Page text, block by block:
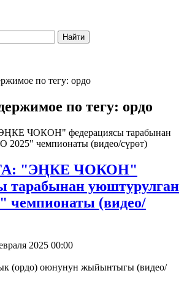
Найти
по тегу: ордо
по тегу: ордо
"ЭҢКЕ ЧОКОН"
тарабынан уюштурулган
чемпионаты (видео/
2025 00:00